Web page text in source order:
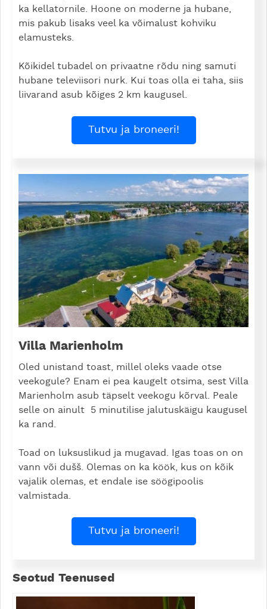
ka kellatornile. Hoone on moderne ja hubane,
mis pakub lisaks veel ka võimalust kohviku
elamusteks.
Kõikidel tubadel on privaatne rõdu ning samuti
hubane televiisori nurk. Kui toas olla ei taha, siis
liivarand asub kõiges 2 km kaugusel.
Tutvu ja broneeri!
Villa Marienholm
Oled unistand toast, millel oleks vaade otse
veekogule? Enam ei pea kaugelt otsima, sest Villa
Marienholm asub täpselt veekogu kõrval. Peale
selle on ainult 5 minutilise jalutuskäigu kaugusel
ka rand.
Toad on luksuslikud ja mugavad. Igas toas on on
vann või dušš. Olemas on ka köök, kus on kõik
vajalik olemas, et endale ise söögipoolis
valmistada.
Tutvu ja broneeri!
Seotud Teenused